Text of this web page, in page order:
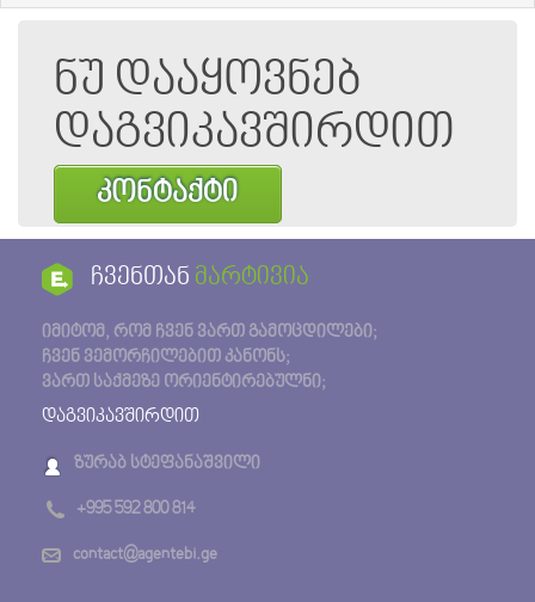
ნუ დააყოვნებ
დაგვიკავშირდით
კონტაქტი
ჩვენთან მარტივია
იმიტომ, რომ ჩვენ ვართ გამოცდილები;
ჩვენ ვემორჩილებით კანონს;
ვართ საქმეზე ორიენტირებულნი;
დაგვიკავშირდით
ზურაბ სტეფანაშვილი
+995 592 800 814
contact@agentebi.ge